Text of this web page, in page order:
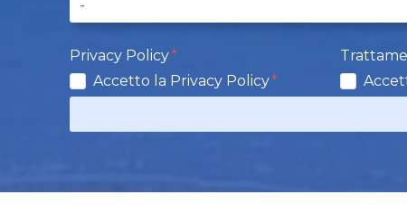
Privacy Policy
Accetto la Privacy Policy